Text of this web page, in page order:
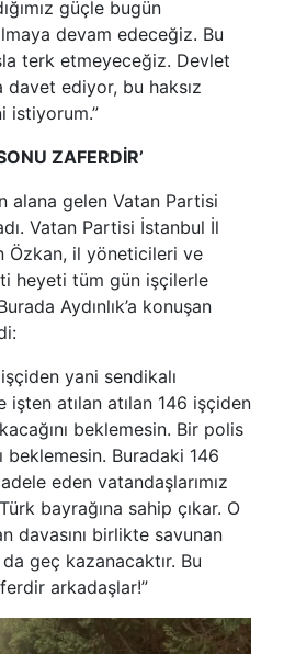
güçle bugün
devam edeceğiz. Bu
terk etmeyeceğiz. Devlet
ediyor, bu haksız
istiyorum.”
ZAFERDİR’
alana gelen Vatan Partisi
Vatan Partisi İstanbul İl
Özkan, il yöneticileri ve
heyeti tüm gün işçilerle
Aydınlık’a konuşan
yani sendikalı
işten atılan atılan 146 işçiden
beklemesin. Bir polis
beklemesin. Buradaki 146
eden vatandaşlarımız
bayrağına sahip çıkar. O
davasını birlikte savunan
geç kazanacaktır. Bu
arkadaşlar!”